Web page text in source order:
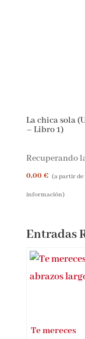
La chica sola
Recuperando
0,00 € (a partir de
Entradas